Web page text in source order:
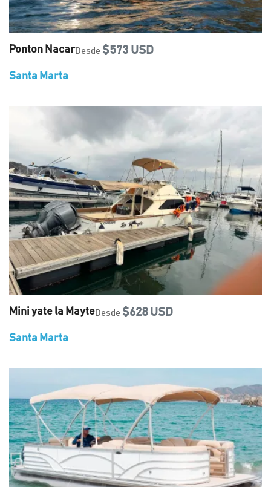
Ponton NacarDesde $573 USD
Santa Marta
Mini yate la MayteDesde $628 USD
Santa Marta